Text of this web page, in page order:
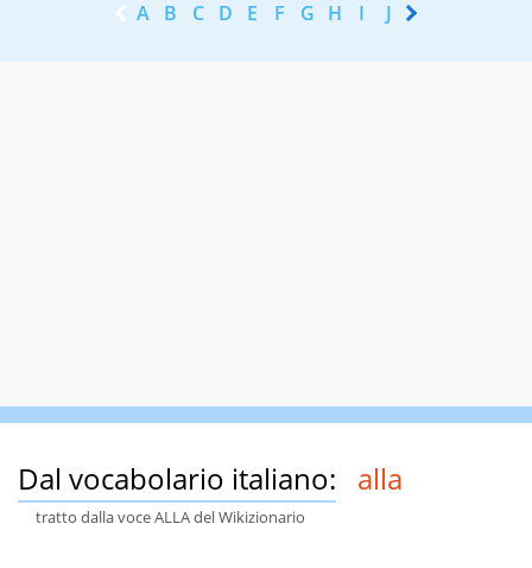
A B C D E F G H I J K
Dal vocabolario italiano: alla
tratto dalla voce ALLA del Wikizionario